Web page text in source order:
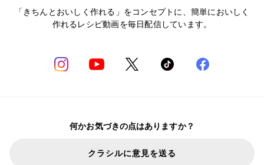
「きちんとおいしく作れる」をコンセプトに、簡単においしく
作れるレシピ動画を毎日配信しています。
何かお気づきの点はありますか？
クラシルに意見を送る